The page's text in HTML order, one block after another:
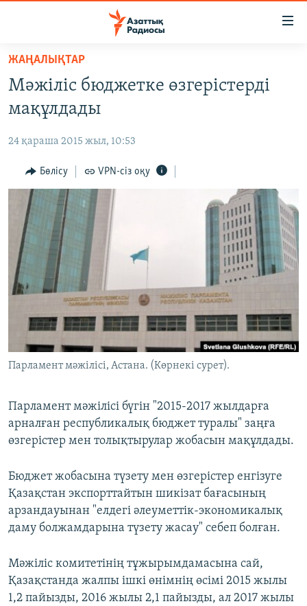
Skip
main
content
to
Navigation
Skip
Search
ЖАҢАЛЫҚТАР
AZATTYQTV
ҚАҢТАР ОҚИҒАСЫ
АДАМ ҚҰҚЫҚТАРЫ
ӘЛЕУМЕТ
ӘЛЕМ
АРНАЙЫ ЖОБАЛАР
Русский
ЖАЗЫЛЫҢЫЗ
ЖАҢАЛЫҚТАР
Мәжіліс бюджетке өзгерістерді
мақұлдады
24 қараша 2015 жыл, 10:53
Бөлісу VPN-сіз оқу
Парламент мәжілісі, Астана. (Көрнекі сурет).
Парламент мәжілісі бүгін "2015-2017 жылдарға
арналған республикалық бюджет туралы" заңға
өзгерістер мен толықтырулар жобасын мақұлдады.
Бюджет жобасына түзету мен өзгерістер енгізуге
Қазақстан экспорттайтын шикізат бағасының
арзандауынан "елдегі әлеуметтік-экономикалық
даму болжамдарына түзету жасау" себеп болған.
Мәжіліс комитетінің тұжырымдамасына сай,
Қазақстанда жалпы ішкі өнімнің өсімі 2015 жылы
1,2 пайызды, 2016 жылы 2,1 пайызды, ал 2017 жылы